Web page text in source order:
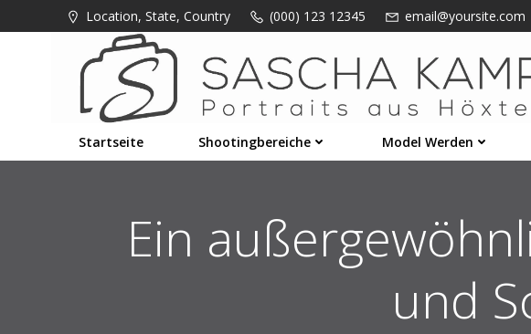
Inhalt
Location, State, Country (000) 123 12345 email@yoursite.com
Startseite Shootingbereiche Model Werden
Ein
und